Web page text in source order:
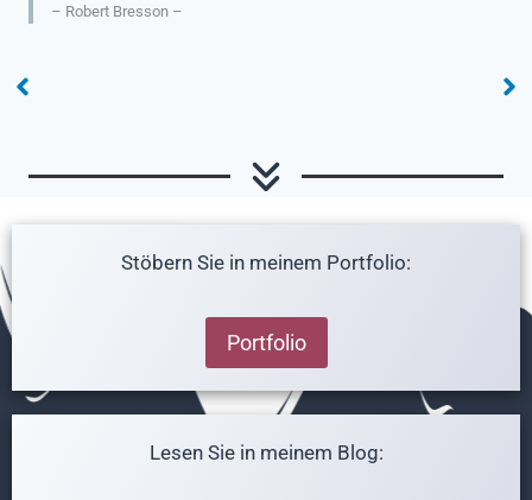
– Robert Bresson –
Stöbern Sie in meinem Portfolio:
Portfolio
Lesen Sie in meinem Blog: